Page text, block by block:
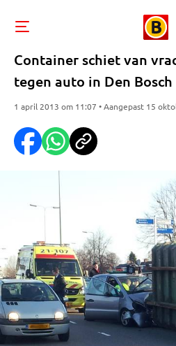
Container schiet van
tegen auto in Den Bosch
1 april 2013 om 11:07 • Aangepast 15